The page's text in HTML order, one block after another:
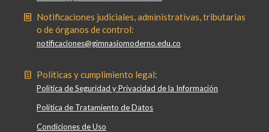
Notificaciones judiciales, administrativas, tributarias
o de órganos de control:
notificaciones@gimnasiomoderno.edu.co
Políticas y cumplimiento legal:
Política de Seguridad y Privacidad de la Información
Política de Tratamiento de Datos
Condiciones de Uso